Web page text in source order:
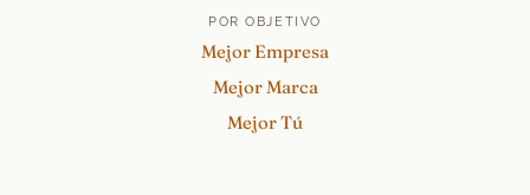
POR OBJETIVO
Mejor Empresa
Mejor Marca
Mejor Tú